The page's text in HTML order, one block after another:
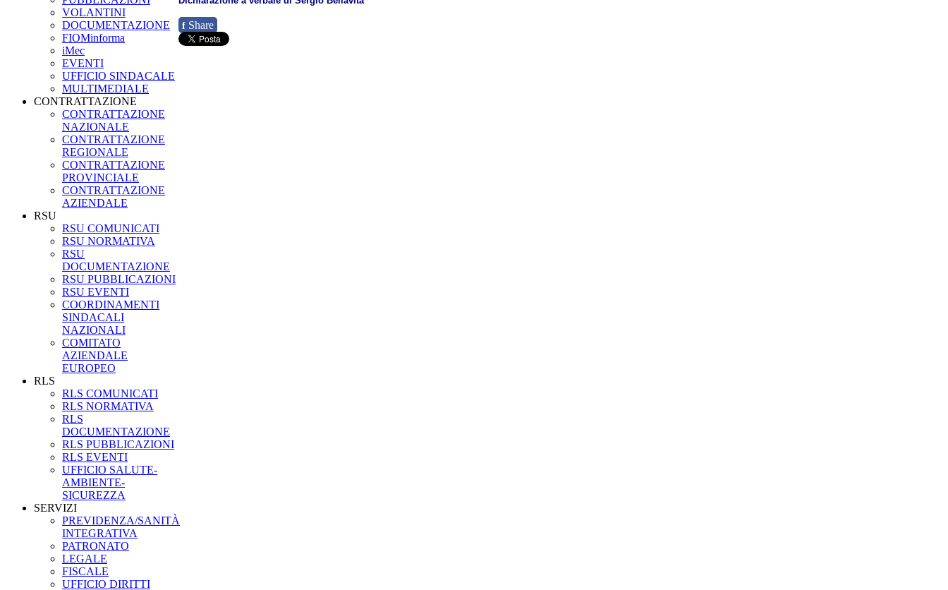
f Share
VOLANTINI
DOCUMENTAZIONE
FIOMinforma
iMec
EVENTI
UFFICIO SINDACALE
MULTIMEDIALE
CONTRATTAZIONE
CONTRATTAZIONE
NAZIONALE
CONTRATTAZIONE
REGIONALE
CONTRATTAZIONE
PROVINCIALE
CONTRATTAZIONE
AZIENDALE
RSU
RSU COMUNICATI
RSU NORMATIVA
RSU
DOCUMENTAZIONE
RSU PUBBLICAZIONI
RSU EVENTI
COORDINAMENTI
SINDACALI
NAZIONALI
COMITATO
AZIENDALE
EUROPEO
RLS
RLS COMUNICATI
RLS NORMATIVA
RLS
DOCUMENTAZIONE
RLS PUBBLICAZIONI
RLS EVENTI
UFFICIO SALUTE-
AMBIENTE-
SICUREZZA
SERVIZI
PREVIDENZA/SANITÀ
INTEGRATIVA
PATRONATO
LEGALE
FISCALE
UFFICIO DIRITTI